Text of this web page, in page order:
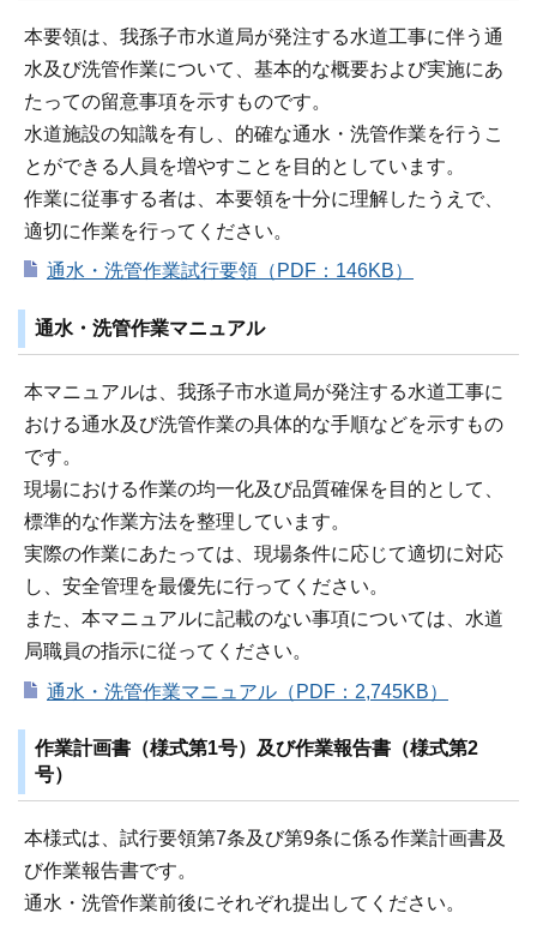
本要領は、我孫子市水道局が発注する水道工事に伴う通
水及び洗管作業について、基本的な概要および実施にあ
たっての留意事項を示すものです。
水道施設の知識を有し、的確な通水・洗管作業を行うこ
とができる人員を増やすことを目的としています。
作業に従事する者は、本要領を十分に理解したうえで、
適切に作業を行ってください。
通水・洗管作業試行要領（PDF：146KB）
通水・洗管作業マニュアル
本マニュアルは、我孫子市水道局が発注する水道工事に
おける通水及び洗管作業の具体的な手順などを示すもの
です。
現場における作業の均一化及び品質確保を目的として、
標準的な作業方法を整理しています。
実際の作業にあたっては、現場条件に応じて適切に対応
し、安全管理を最優先に行ってください。
また、本マニュアルに記載のない事項については、水道
局職員の指示に従ってください。
通水・洗管作業マニュアル（PDF：2,745KB）
作業計画書（様式第1号）及び作業報告書（様式第2
号）
本様式は、試行要領第7条及び第9条に係る作業計画書及
び作業報告書です。
通水・洗管作業前後にそれぞれ提出してください。